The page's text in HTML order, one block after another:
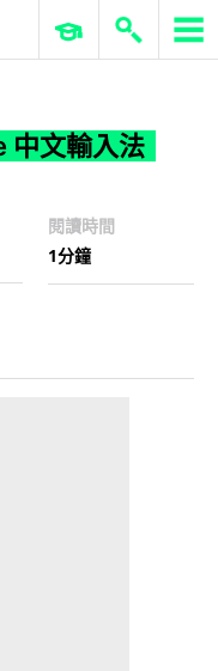
中文輸入法
ERP 與商業 AI
中文輸入法
閱讀時間
1分鐘